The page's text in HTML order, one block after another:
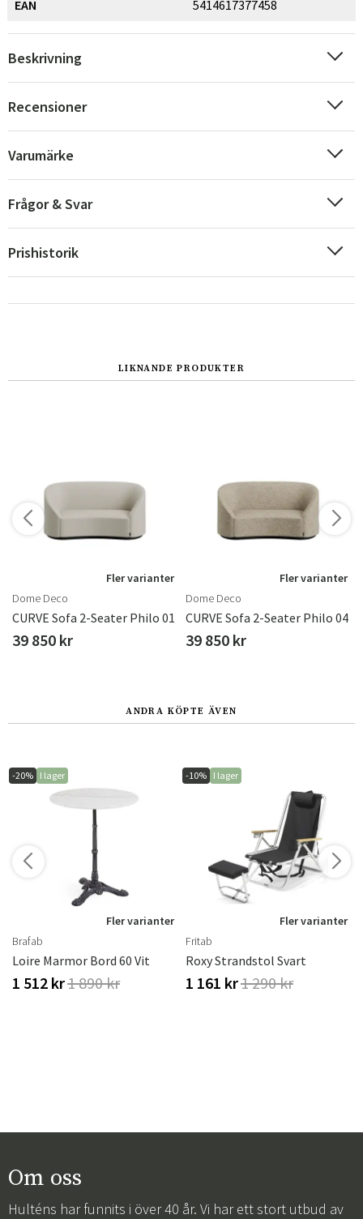
EAN 5414617377458
Beskrivning
Recensioner
Varumärke
Frågor & Svar
Prishistorik
LIKNANDE PRODUKTER
Fler varianter
Dome Deco
CURVE Sofa 2-Seater Philo 01
39 850 kr
Fler varianter
Dome Deco
CURVE Sofa 2-Seater Philo 04
39 850 kr
ANDRA KÖPTE ÄVEN
-20% I lager
Fler varianter
Brafab
Loire Marmor Bord 60 Vit
1 512 kr1 890 kr
-10% I lager
Fler varianter
Fritab
Roxy Strandstol Svart
1 161 kr1 290 kr
Om oss
Hulténs har funnits i över 40 år. Vi har ett stort utbud av